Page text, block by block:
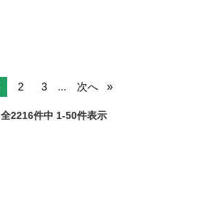
2 3 ... 次へ
全2216件中 1-50件表示